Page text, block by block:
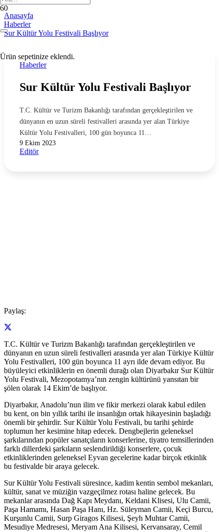
Ürün sepetinize eklendi.
Anasayfa
Haberler
Sur Kültür Yolu Festivali Başlıyor
Haberler
Sur Kültür Yolu Festivali Başlıyor
T.C. Kültür ve Turizm Bakanlığı tarafından gerçekleştirilen ve
dünyanın en uzun süreli festivalleri arasında yer alan Türkiye
Kültür Yolu Festivalleri, 100 gün boyunca 11…
9 Ekim 2023
Editör
Paylaş:
T.C. Kültür ve Turizm Bakanlığı tarafından gerçekleştirilen ve
dünyanın en uzun süreli festivalleri arasında yer alan Türkiye Kültür
Yolu Festivalleri, 100 gün boyunca 11 ayrı ilde devam ediyor. Bu
büyüleyici etkinliklerin en önemli durağı olan Diyarbakır Sur Kültür
Yolu Festivali, Mezopotamya’nın zengin kültürünü yansıtan bir
şölen olarak 14 Ekim’de başlıyor.
Diyarbakır, Anadolu’nun ilim ve fikir merkezi olarak kabul edilen
bu kent, on bin yıllık tarihi ile insanlığın ortak hikayesinin başladığı
önemli bir şehirdir. Sur Kültür Yolu Festivali, bu tarihi şehirde
toplumun her kesimine hitap edecek. Dengbejlerin geleneksel
şarkılarından popüler sanatçıların konserlerine, tiyatro temsillerinden
farklı dillerdeki şarkıların seslendirildiği konserlere, çocuk
etkinliklerinden geleneksel Eyvan gecelerine kadar birçok etkinlik
bu festivalde bir araya gelecek.
Sur Kültür Yolu Festivali süresince, kadim kentin sembol mekanları,
kültür, sanat ve müziğin vazgeçilmez rotası haline gelecek. Bu
mekanlar arasında Dağ Kapı Meydanı, Keldani Klisesi, Ulu Camii,
Paşa Hamamı, Hasan Paşa Hanı, Hz. Süleyman Camii, Keçi Burcu,
Kurşunlu Camii, Surp Giragos Kilisesi, Şeyh Muhtar Camii,
Mesudiye Medresesi, Meryam Ana Kilisesi, Kervansaray, Cemil